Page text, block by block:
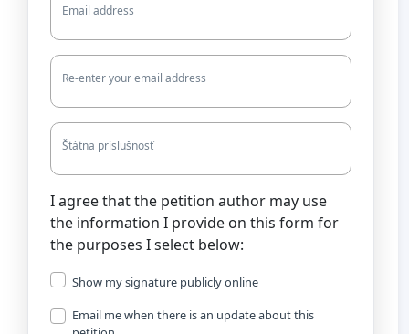
Email address
Re-enter your email address
Štátna príslušnosť
I agree that the petition author may use
the information I provide on this form for
the purposes I select below:
Show my signature publicly online
Email me when there is an update about this